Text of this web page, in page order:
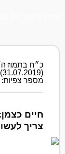
כ״ח בתמוז
(31.07.2019)
מספר צפיות:
חיים
צריך